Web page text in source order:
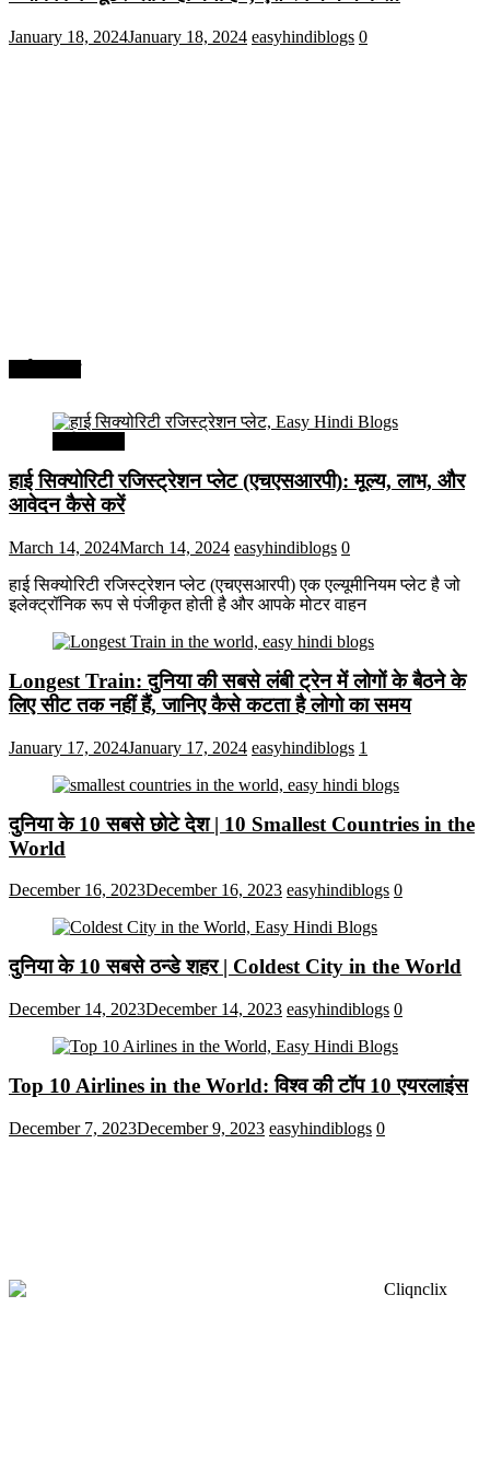
January 18, 2024January 18, 2024 easyhindiblogs 0
हाई सिक्योरिटी रजिस्ट्रेशन प्लेट (एचएसआरपी): मूल्य, लाभ, और
आवेदन कैसे करें
March 14, 2024March 14, 2024 easyhindiblogs 0
हाई सिक्योरिटी रजिस्ट्रेशन प्लेट (एचएसआरपी) एक एल्यूमीनियम प्लेट है जो
इलेक्ट्रॉनिक रूप से पंजीकृत होती है और आपके मोटर वाहन
Longest Train: दुनिया की सबसे लंबी ट्रेन में लोगों के बैठने के
लिए सीट तक ​​नहीं हैं, जानिए कैसे कटता है लोगो का समय
January 17, 2024January 17, 2024 easyhindiblogs 1
दुनिया के 10 सबसे छोटे देश | 10 Smallest Countries in the
World
December 16, 2023December 16, 2023 easyhindiblogs 0
दुनिया के 10 सबसे ठन्डे शहर | Coldest City in the World
December 14, 2023December 14, 2023 easyhindiblogs 0
Top 10 Airlines in the World: विश्व की टॉप 10 एयरलाइंस
December 7, 2023December 9, 2023 easyhindiblogs 0